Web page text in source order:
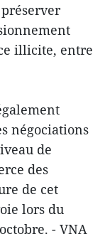
illicite, entre
négociations
de
des
de cet
lors du
- VNA